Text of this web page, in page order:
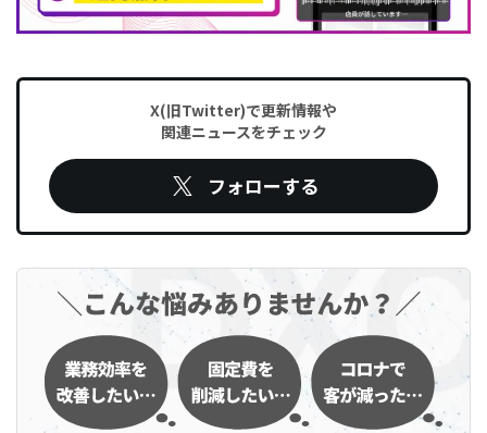
X(旧Twitter)で更新情報や
関連ニュースをチェック
フォローする